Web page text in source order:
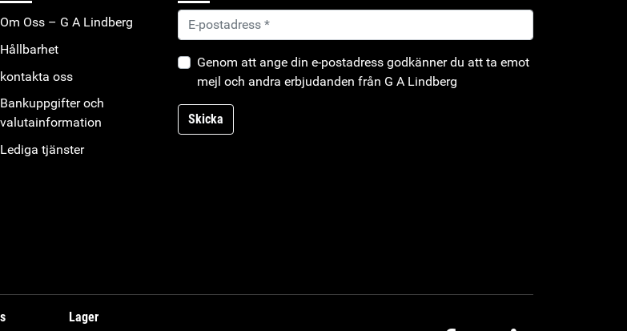
Om Oss – G A Lindberg
Hållbarhet
kontakta oss
Bankuppgifter och
valutainformation
Lediga tjänster
Genom att ange din e-postadress godkänner du att ta emot
mejl och andra erbjudanden från G A Lindberg
Skicka
Lager